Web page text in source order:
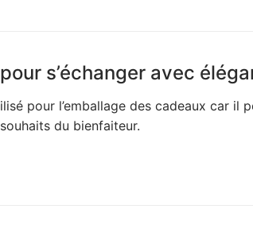
s’échanger avec
pour l’emballage des cadeaux car il
du bienfaiteur.